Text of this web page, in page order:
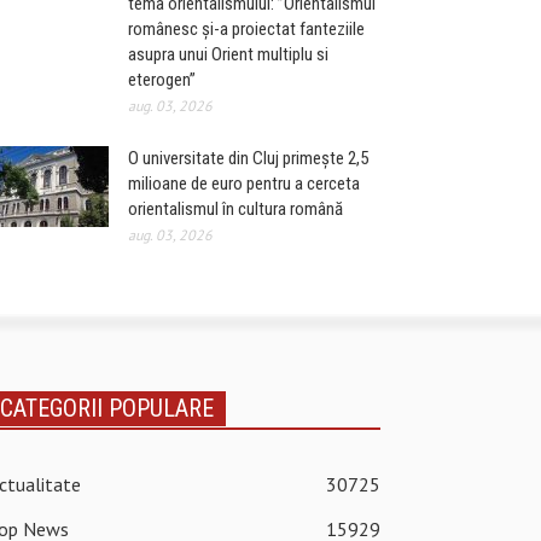
românesc și-a proiectat fanteziile
asupra unui Orient multiplu si
eterogen”
aug. 03, 2026
O universitate din Cluj primește 2,5
milioane de euro pentru a cerceta
orientalismul în cultura română
aug. 03, 2026
CATEGORII POPULARE
30725
News
15929